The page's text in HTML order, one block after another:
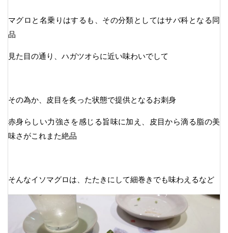
マグロと名乗りはするも、その分類としてはサバ科となる同
品
見た目の通り、ハガツオらに近い味わいでして
その為か、皮目を炙った状態で提供となるお刺身
赤身らしい力強さを感じる旨味に加え、皮目から滴る脂の美
味さがこれまた絶品
そんなイソマグロは、たたきにして細巻きでも味わえるなど